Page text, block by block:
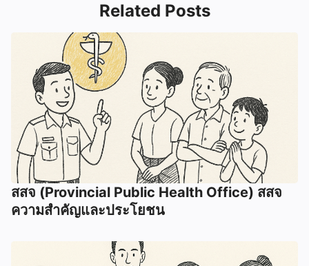
Related Posts
สสจ (Provincial Public Health Office) สสจ
ความสำคัญและประโยชน